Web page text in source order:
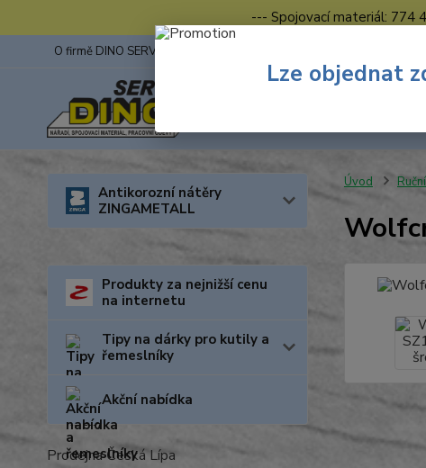
--- Spojovací materiál: 774
O firmě DINO SERVIS s.r.o.
Antikorozní nátěry
ZINGAMETALL
Produkty za nejnižší cenu
na internetu
Tipy na dárky pro kutily a
řemeslníky
Akční nabídka
Prodejna Česká Lípa
Úvod
Lze objednat